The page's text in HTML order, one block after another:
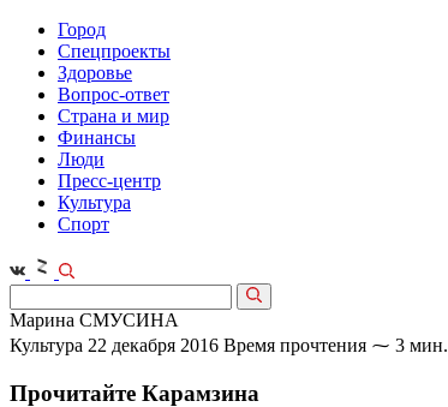
Город
Спецпроекты
Здоровье
Вопрос-ответ
Страна и мир
Финансы
Люди
Пресс-центр
Культура
Спорт
Марина СМУСИНА
Культура 22 декабря 2016 Время прочтения ⁓ 3 мин.
Прочитайте Карамзина